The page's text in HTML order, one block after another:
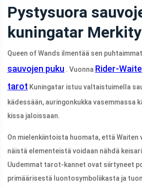
Pystysuora
kuningatar
Queen of Wands ilmentää sen
sauvojen puku . Vuonna Rider-
tarot Kuningatar istuu valtaistuimella
kädessään, auringonkukka vasemmassa
kissa jaloissaan.
On mielenkiintoista huomata, että Waiten
näistä elementeistä voidaan nähdä
Uudemmat tarot-kannet ovat siirtyneet
primäärisestä luontosymboliikasta ja